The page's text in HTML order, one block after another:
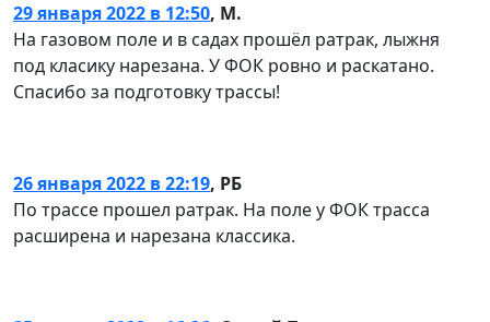
29 января 2022 в 12:50, М.
На газовом поле и в садах прошёл ратрак, лыжня
под класику нарезана. У ФОК ровно и раскатано.
Спасибо за подготовку трассы!
26 января 2022 в 22:19, РБ
По трассе прошел ратрак. На поле у ФОК трасса
расширена и нарезана классика.